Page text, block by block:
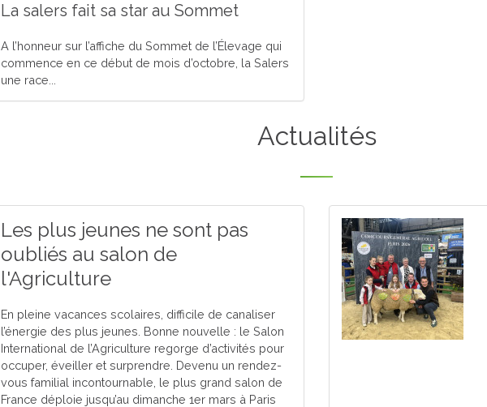
La salers fait sa star au Sommet
A l’honneur sur l’affiche du Sommet de l’Élevage qui
commence en ce début de mois d’octobre, la Salers
une race...
Actualités
Les plus jeunes ne sont pas
oubliés au salon de
l'Agriculture
En pleine vacances scolaires, difficile de canaliser
l’énergie des plus jeunes. Bonne nouvelle : le Salon
International de l’Agriculture regorge d’activités pour
occuper, éveiller et surprendre. Devenu un rendez-
vous familial incontournable, le plus grand salon de
France déploie jusqu’au dimanche 1er mars à Paris